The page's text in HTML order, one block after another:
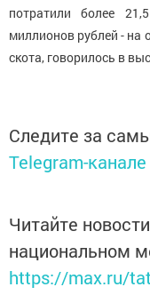
потратили более
миллионов рублей - на
скота, говорилось в
Следите за
Telegram-канале
Читайте
национальном
https://max.ru/